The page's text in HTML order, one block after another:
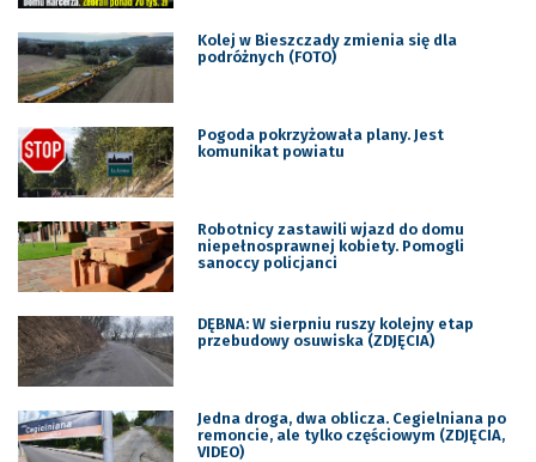
Kolej w Bieszczady zmienia się dla
podróżnych (FOTO)
Pogoda pokrzyżowała plany. Jest
komunikat powiatu
Robotnicy zastawili wjazd do domu
niepełnosprawnej kobiety. Pomogli
sanoccy policjanci
DĘBNA: W sierpniu ruszy kolejny etap
przebudowy osuwiska (ZDJĘCIA)
Jedna droga, dwa oblicza. Cegielniana po
remoncie, ale tylko częściowym (ZDJĘCIA,
VIDEO)